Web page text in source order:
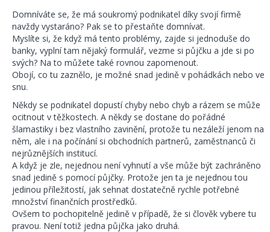
Domníváte se, že má soukromý podnikatel díky svojí firmě
navždy vystaráno? Pak se to přestaňte domnívat.
Myslíte si, že když má tento problémy, zajde si jednoduše do
banky, vyplní tam nějaký formulář, vezme si půjčku a jde si po
svých? Na to můžete také rovnou zapomenout.
Obojí, co tu zaznělo, je možné snad jedině v pohádkách nebo ve
snu.
Někdy se podnikatel dopustí chyby nebo chyb a rázem se může
ocitnout v těžkostech. A někdy se dostane do pořádné
šlamastiky i bez vlastního zavinění, protože tu nezáleží jenom na
něm, ale i na počínání si obchodních partnerů, zaměstnanců či
nejrůznějších institucí.
A když je zle, nejednou není vyhnutí a vše může být zachráněno
snad jedině s pomocí půjčky. Protože jen ta je nejednou tou
jedinou příležitostí, jak sehnat dostatečně rychle potřebné
množství finančních prostředků.
Ovšem to pochopitelně jedině v případě, že si člověk vybere tu
pravou. Není totiž jedna půjčka jako druhá.